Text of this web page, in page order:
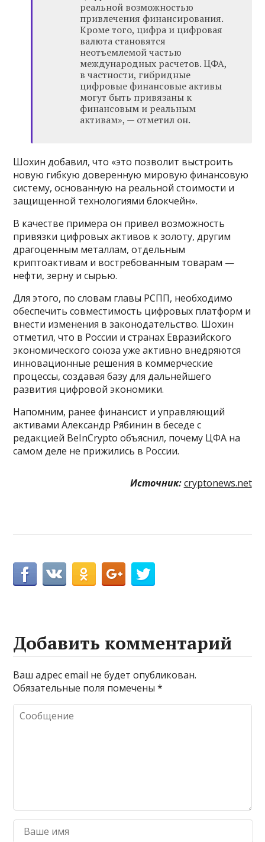
реальной возможностью
привлечения финансирования.
Кроме того, цифра и цифровая
валюта становятся
неотъемлемой частью
международных расчетов. ЦФА,
в частности, гибридные
цифровые финансовые активы
могут быть привязаны к
финансовым и реальным
активам», — отметил он.
Шохин добавил, что «это позволит выстроить
новую гибкую доверенную мировую финансовую
систему, основанную на реальной стоимости и
защищенной технологиями блокчейн».
В качестве примера он привел возможность
привязки цифровых активов к золоту, другим
драгоценным металлам, отдельным
криптоактивам и востребованным товарам —
нефти, зерну и сырью.
Для этого, по словам главы РСПП, необходимо
обеспечить совместимость цифровых платформ и
внести изменения в законодательство. Шохин
отметил, что в России и странах Евразийского
экономического союза уже активно внедряются
инновационные решения в коммерческие
процессы, создавая базу для дальнейшего
развития цифровой экономики.
Напомним, ранее финансист и управляющий
активами Александр Рябинин в беседе с
редакцией BeInCrypto объяснил, почему ЦФА на
самом деле не прижились в России.
Источник: cryptonews.net
Добавить комментарий
Ваш адрес email не будет опубликован.
Обязательные поля помечены*